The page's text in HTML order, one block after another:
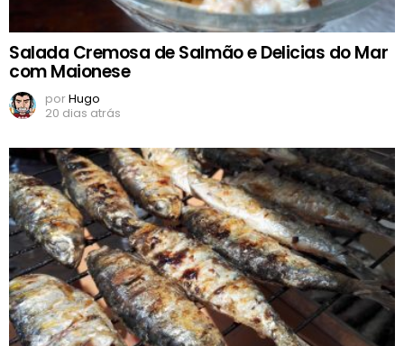
Salada Cremosa de Salmão e Delicias do Mar
com Maionese
porHugo
20 dias atrás